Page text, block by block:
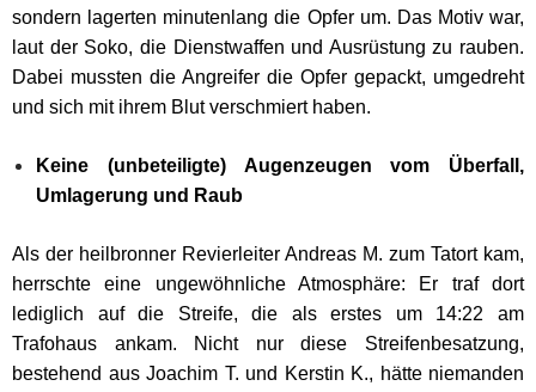
sondern lagerten minutenlang die Opfer um. Das Motiv war,
laut der Soko, die Dienstwaffen und Ausrüstung zu rauben.
Dabei mussten die Angreifer die Opfer gepackt, umgedreht
und sich mit ihrem Blut verschmiert haben.
Keine (unbeteiligte) Augenzeugen vom Überfall,
Umlagerung und Raub
Als der heilbronner Revierleiter Andreas M. zum Tatort kam,
herrschte eine ungewöhnliche Atmosphäre: Er traf dort
lediglich auf die Streife, die als erstes um 14:22 am
Trafohaus ankam. Nicht nur diese Streifenbesatzung,
bestehend aus Joachim T. und Kerstin K., hätte niemanden